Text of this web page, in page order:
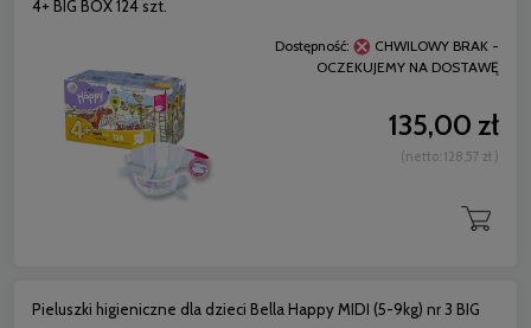
4+ BIG BOX 124 szt.
Dostępność:
CHWILOWY BRAK -
OCZEKUJEMY NA DOSTAWĘ
135,00 zł
(netto: 128,57 zł )
Pieluszki higieniczne dla dzieci Bella Happy MIDI (5-9kg) nr 3 BIG